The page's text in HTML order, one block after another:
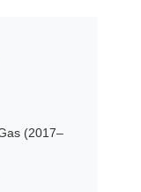
(2017–